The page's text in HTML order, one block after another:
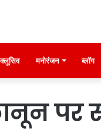
मनोरंजन ब्लॉग
पर